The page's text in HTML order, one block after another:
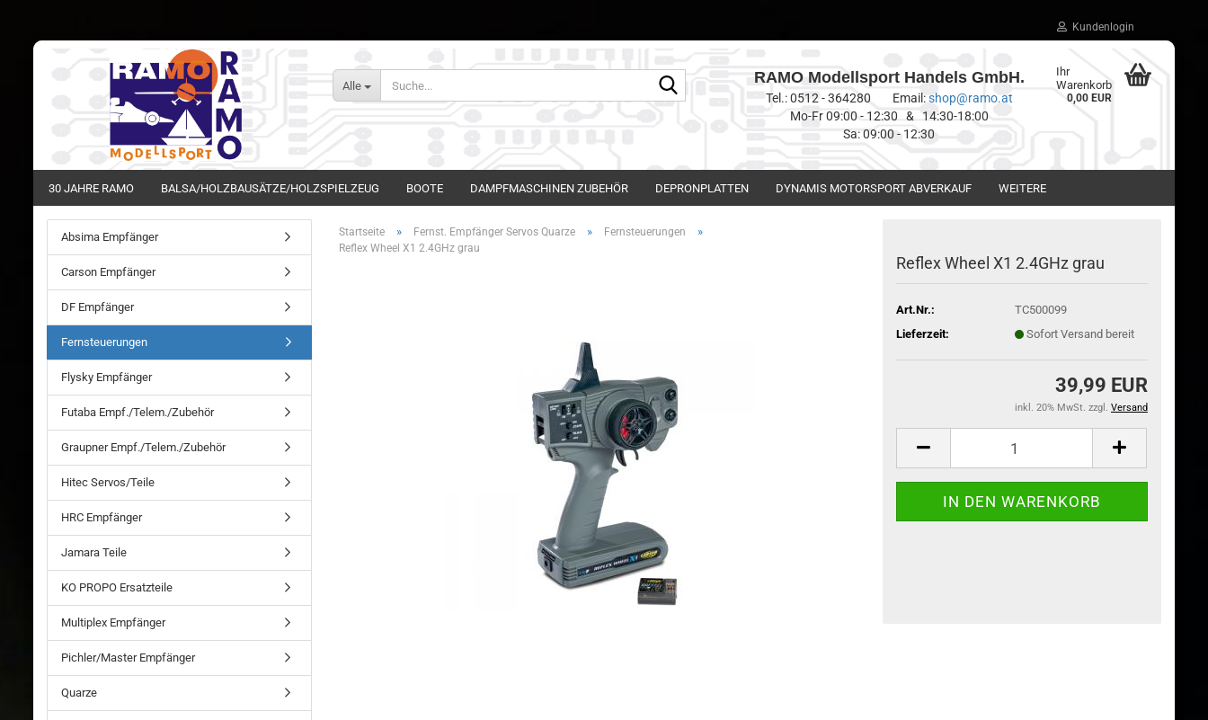
Kundenlogin
Alle RAMO Modellsport Handels GmbH.
Tel.: 0512 - 364280 Email:shop@ramo.at
Mo-Fr 09:00 - 12:30 & 14:30-18:00
Sa: 09:00 - 12:30
Ihr
Warenkorb
0,00 EUR
30 JAHRE RAMO BALSA/HOLZBAUSÄTZE/HOLZSPIELZEUG BOOTE DAMPFMASCHINEN ZUBEHÖR DEPRONPLATTEN DYNAMIS MOTORSPORT ABVERKAUF WEITERE
Startseite » Fernst. Empfänger Servos Quarze » Fernsteuerungen »
Reflex Wheel X1 2.4GHz grau
Reflex Wheel X1 2.4GHz grau
Art.Nr.:
TC500099
Lieferzeit:
Sofort Versand bereit
39,99 EUR
inkl. 20% MwSt. zzgl. Versand
Absima Empfänger
Carson Empfänger
DF Empfänger
Fernsteuerungen
Flysky Empfänger
Futaba Empf./Telem./Zubehör
Graupner Empf./Telem./Zubehör
Hitec Servos/Teile
HRC Empfänger
Jamara Teile
KO PROPO Ersatzteile
Multiplex Empfänger
Pichler/Master Empfänger
Quarze